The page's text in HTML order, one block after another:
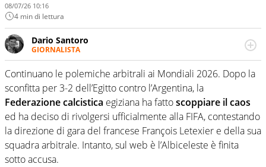
08/07/26 10:16
4 min di lettura
Dario Santoro
GIORNALISTA
Scrive, commenta, racconta lo sport in tutte le
sfaccettature. Tocca l'apice quando ha modo di
concentrarsi sulle interviste ai grandi protagonisti
Continuano le polemiche arbitrali ai Mondiali 2026. Dopo la
sconfitta per 3-2 dell’Egitto contro l’Argentina, la
Federazione calcistica egiziana ha fattoscoppiare il caos
ed ha deciso di rivolgersi ufficialmente alla FIFA, contestando
la direzione di gara del francese François Letexier e della sua
squadra arbitrale. Intanto, sul web è l’Albiceleste è finita
sotto accusa.